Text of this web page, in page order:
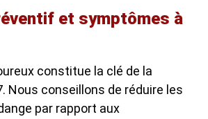
et symptômes à
constitue la clé de la
Nous conseillons de réduire les
par rapport aux